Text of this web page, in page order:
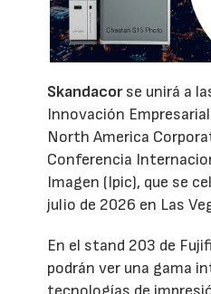
Skandacorse unirá a
Innovación
North America
Conferencia
Imagen (Ipic), que se
julio de 2026 en Las
En el stand 203 de
podrán ver una gama